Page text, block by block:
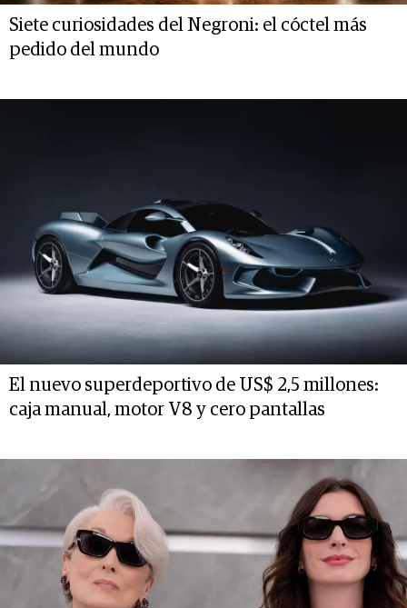
Siete curiosidades del Negroni: el cóctel más
pedido del mundo
El nuevo superdeportivo de US$ 2,5 millones:
caja manual, motor V8 y cero pantallas